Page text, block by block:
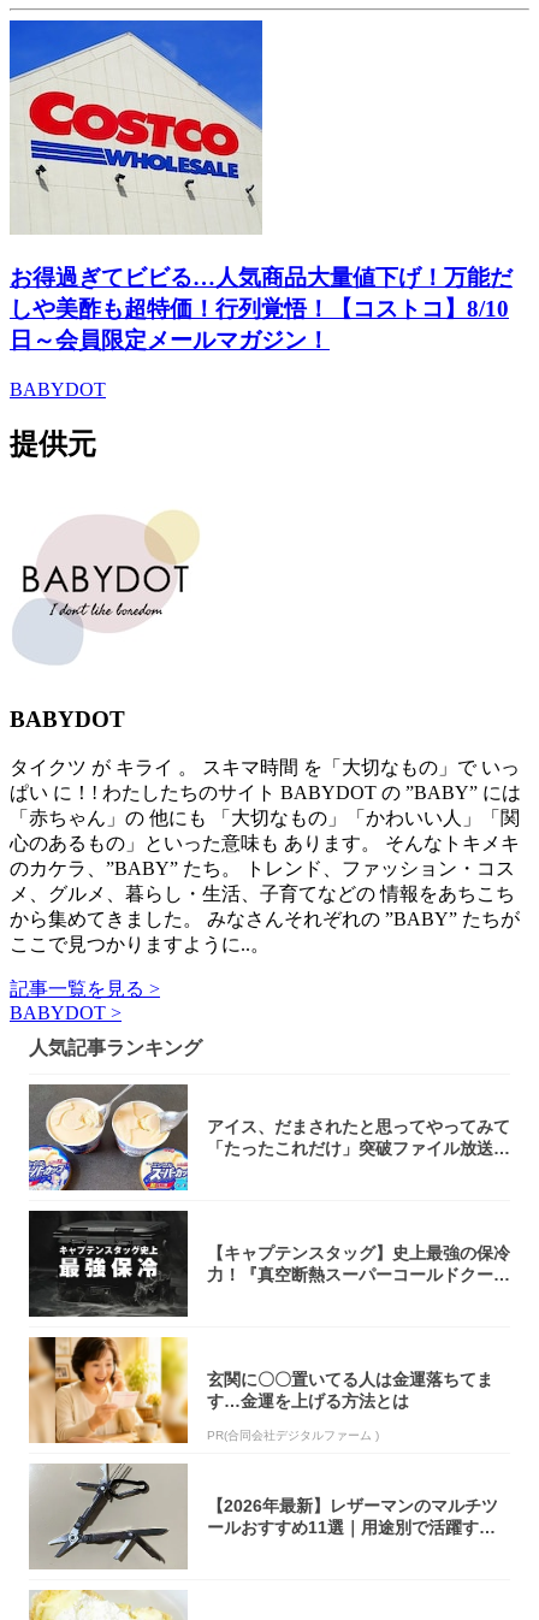
お得過ぎてビビる…人気商品大量値下げ！万能だ
しや美酢も超特価！行列覚悟！【コストコ】8/10
日～会員限定メールマガジン！
BABYDOT
提供元
BABYDOT
タイクツ が キライ 。 スキマ時間 を「大切なもの」で いっ
ぱい に！! わたしたちのサイト BABYDOT の ”BABY” には
「赤ちゃん」の 他にも 「大切なもの」「かわいい人」「関
心のあるもの」といった意味も あります。 そんなトキメキ
のカケラ、”BABY” たち。 トレンド、ファッション・コス
メ、グルメ、暮らし・生活、子育てなどの 情報をあちこち
から集めてきました。 みなさんそれぞれの ”BABY” たちが
ここで見つかりますように..。
記事一覧を見る >
BABYDOT >
人気記事ランキング
アイス、だまされたと思ってやってみて
「たったこれだけ」突破ファイル放送で
【キャプテンスタッグ】史上最強の保冷
力！『真空断熱スーパーコールドクーラ
玄関に〇〇置いてる人は金運落ちてま
す…金運を上げる方法とは
PR(合同会社デジタルファーム )
【2026年最新】レザーマンのマルチツ
ールおすすめ11選｜用途別で活躍する